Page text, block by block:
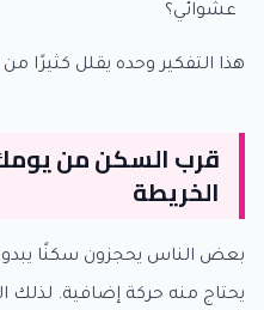
عشوائي؟
هذا التفكير وحده يقلل كثيرًا من
قرب السكن من
الخريطة
بعض الناس يحجزون سكنًا
يحتاج منه حركة إضافية. لذلك